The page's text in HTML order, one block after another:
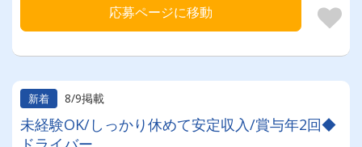
応募ページに移動
新着 8/9掲載
未経験OK/しっかり休めて安定収入/賞与年2回◆